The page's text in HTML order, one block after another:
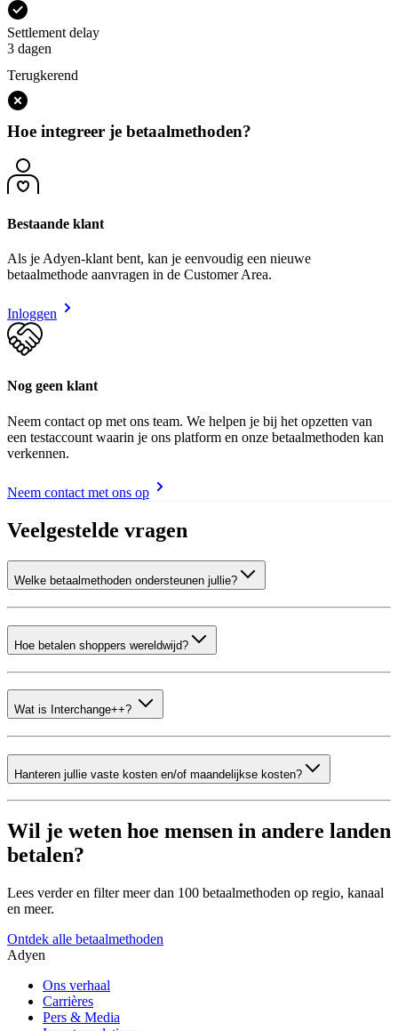
Settlement delay
3 dagen
Terugkerend
Hoe integreer je betaalmethoden?
Bestaande klant
Als je Adyen-klant bent, kan je eenvoudig een nieuwe
betaalmethode aanvragen in de Customer Area.
Inloggen
Nog geen klant
Neem contact op met ons team. We helpen je bij het opzetten van
een testaccount waarin je ons platform en onze betaalmethoden kan
verkennen.
Neem contact met ons op
Veelgestelde vragen
Welke betaalmethoden ondersteunen jullie?
Hoe betalen shoppers wereldwijd?
Wat is Interchange++?
Hanteren jullie vaste kosten en/of maandelijkse kosten?
Wil je weten hoe mensen in andere landen
betalen?
Lees verder en filter meer dan 100 betaalmethoden op regio, kanaal
en meer.
Ontdek alle betaalmethoden
Adyen
Ons verhaal
Carrières
Pers & Media